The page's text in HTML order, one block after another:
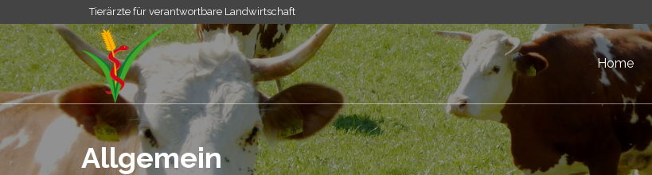
Tierärzte für verantwortbare Landwirtschaft
Home
Allgemein